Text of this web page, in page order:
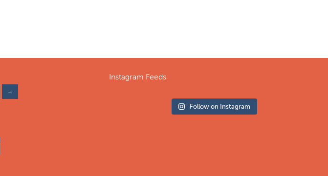
Instagram Feeds
Follow on Instagram